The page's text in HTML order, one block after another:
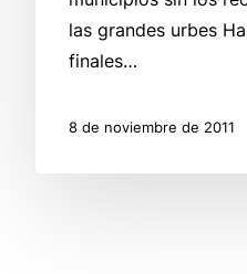
las grandes urbes
finales…
8 de noviembre de 2011